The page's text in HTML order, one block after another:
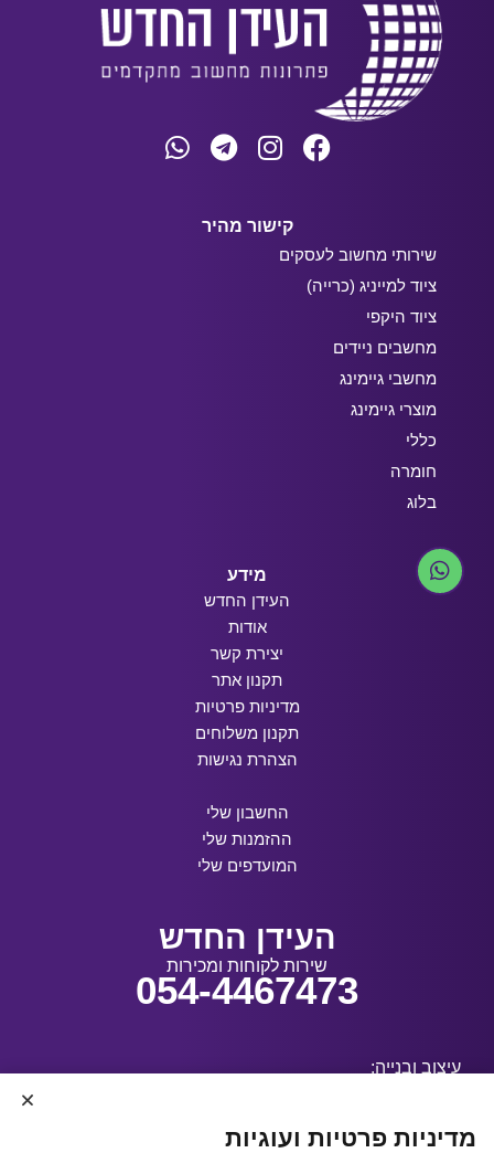
קישור מהיר
שירותי מחשוב לעסקים
ציוד למייניג (כרייה)
ציוד היקפי
מחשבים ניידים
מחשבי גיימינג
מוצרי גיימינג
כללי
חומרה
בלוג
מידע
העידן החדש
אודות
יצירת קשר
תקנון אתר
מדיניות פרטיות
תקנון משלוחים
הצהרת נגישות
החשבון שלי
ההזמנות שלי
המועדפים שלי
העידן החדש
שירות לקוחות ומכירות
054-4467473
עיצוב ובנייה:
מדיניות פרטיות ועוגיות